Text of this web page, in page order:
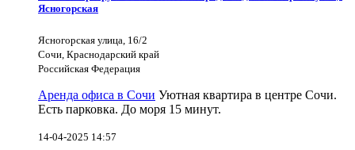
Ясногорская
Ясногорская улица, 16/2
Сочи, Краснодарский край
Российская Федерация
Аренда офиса в Сочи Уютная квартира в центре Сочи.
Есть парковка. До моря 15 минут.
14-04-2025 14:57